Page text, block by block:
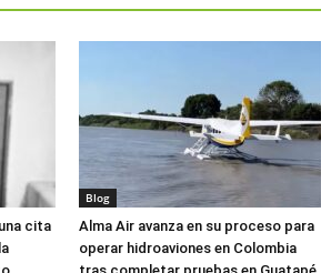
cita
Blog
Alma Air avanza en su proceso para
operar hidroaviones en Colombia